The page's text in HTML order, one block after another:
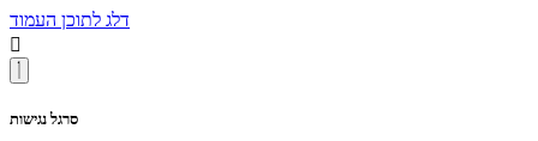
דלג לתוכן העמוד

סרגל נגישות